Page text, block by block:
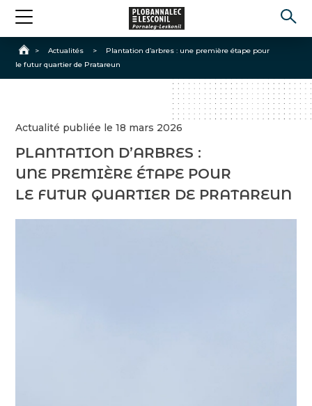
Accueil
> Actualités >
Plantation d’arbres : une première étape pour
le futur quartier de Pratareun
Actualité publiée le 18 mars 2026
PLANTATION D’ARBRES :
UNE PREMIÈRE ÉTAPE POUR
LE FUTUR QUARTIER DE PRATAREUN